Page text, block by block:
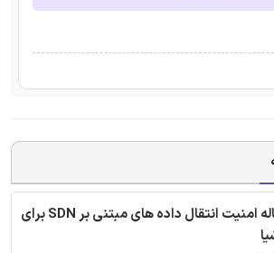
ترجمه مقاله امنیت انتقال داده های مبتنی بر SDN برای